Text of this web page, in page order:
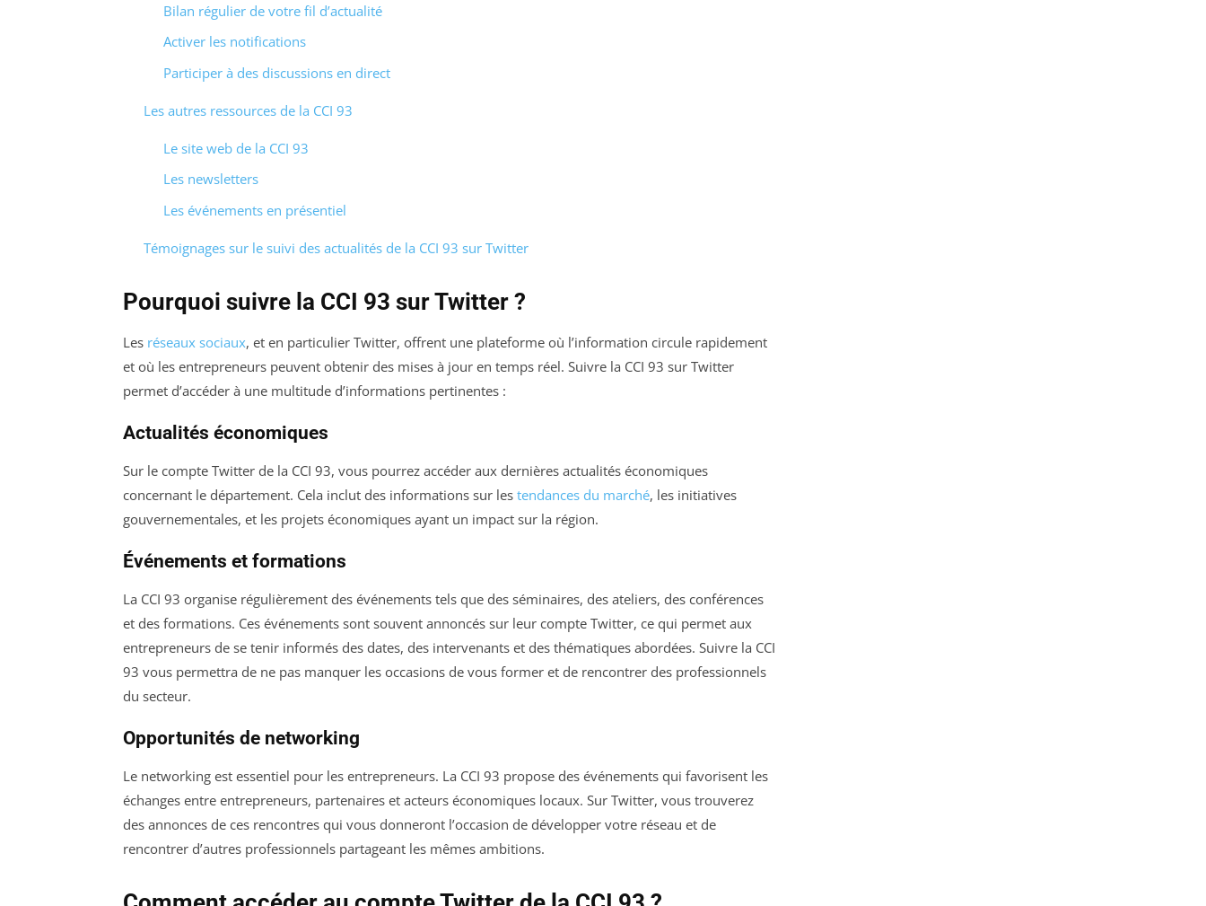
Bilan régulier de votre fil d’actualité
Activer les notifications
Participer à des discussions en direct
Les autres ressources de la CCI 93
Le site web de la CCI 93
Les newsletters
Les événements en présentiel
Témoignages sur le suivi des actualités de la CCI 93 sur Twitter
Pourquoi suivre la CCI 93 sur Twitter ?
Les réseaux sociaux, et en particulier Twitter, offrent une plateforme où l’information circule rapidement
et où les entrepreneurs peuvent obtenir des mises à jour en temps réel. Suivre la CCI 93 sur Twitter
permet d’accéder à une multitude d’informations pertinentes :
Actualités économiques
Sur le compte Twitter de la CCI 93, vous pourrez accéder aux dernières actualités économiques
concernant le département. Cela inclut des informations sur les tendances du marché, les initiatives
gouvernementales, et les projets économiques ayant un impact sur la région.
Événements et formations
La CCI 93 organise régulièrement des événements tels que des séminaires, des ateliers, des conférences
et des formations. Ces événements sont souvent annoncés sur leur compte Twitter, ce qui permet aux
entrepreneurs de se tenir informés des dates, des intervenants et des thématiques abordées. Suivre la CCI
93 vous permettra de ne pas manquer les occasions de vous former et de rencontrer des professionnels
du secteur.
Opportunités de networking
Le networking est essentiel pour les entrepreneurs. La CCI 93 propose des événements qui favorisent les
échanges entre entrepreneurs, partenaires et acteurs économiques locaux. Sur Twitter, vous trouverez
des annonces de ces rencontres qui vous donneront l’occasion de développer votre réseau et de
rencontrer d’autres professionnels partageant les mêmes ambitions.